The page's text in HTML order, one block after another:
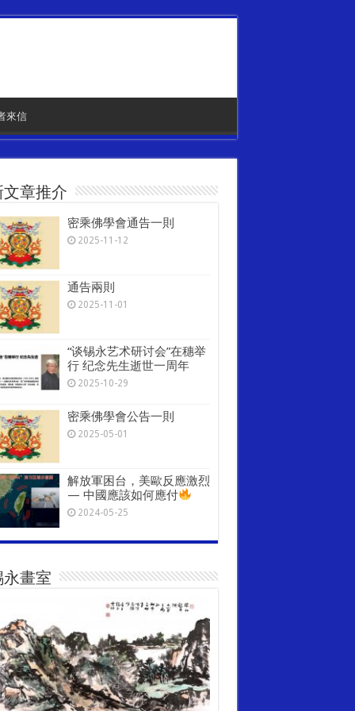
來信
文章推介
密乘佛學會通告一則
2025-11-12
通告兩則
2025-11-01
“谈锡永艺术研讨会”在穗举
行 纪念先生逝世一周年
2025-10-29
密乘佛學會公告一則
2025-05-01
解放軍困台，美歐反應激烈
— 中國應該如何應付
2024-05-25
永畫室